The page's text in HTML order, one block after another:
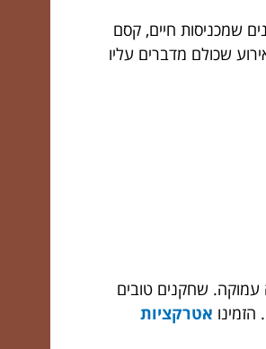
שמכניסות חיים, קסם
שכולם מדברים עליו
שחקנים טובים
אטרקציות